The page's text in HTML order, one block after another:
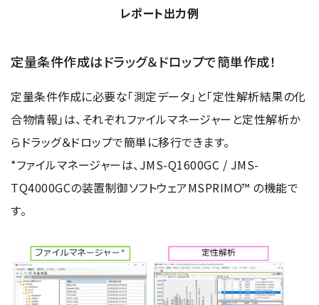
レポート出力例
定量条件作成はドラッグ＆ドロップで簡単作成！
定量条件作成に必要な「測定データ」と「定性解析結果の化
合物情報」は、それぞれファイルマネージャーと定性解析か
らドラッグ＆ドロップで簡単に移行できます。
*ファイルマネージャーは、JMS-Q1600GC / JMS-
TQ4000GCの装置制御ソフトウェアMSPRIMO™ の機能で
す。